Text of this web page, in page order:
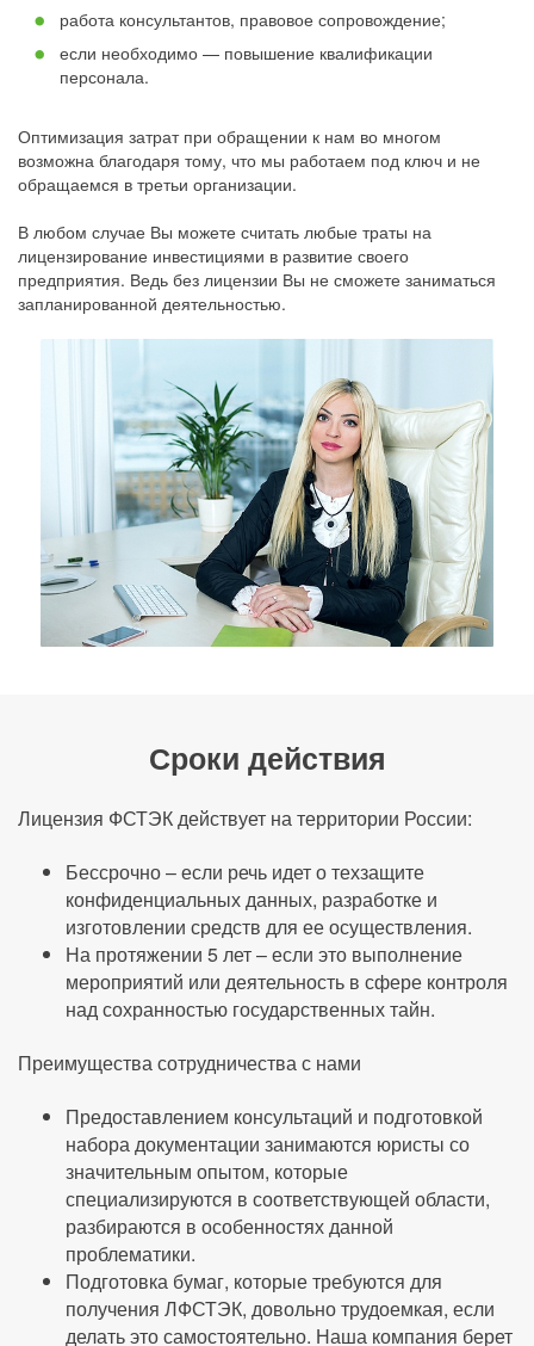
работа консультантов, правовое сопровождение;
если необходимо — повышение квалификации
персонала.
Оптимизация затрат при обращении к нам во многом
возможна благодаря тому, что мы работаем под ключ и не
обращаемся в третьи организации.
В любом случае Вы можете считать любые траты на
лицензирование инвестициями в развитие своего
предприятия. Ведь без лицензии Вы не сможете заниматься
запланированной деятельностью.
Сроки действия
Лицензия ФСТЭК действует на территории России:
Бессрочно – если речь идет о техзащите
конфиденциальных данных, разработке и
изготовлении средств для ее осуществления.
На протяжении 5 лет – если это выполнение
мероприятий или деятельность в сфере контроля
над сохранностью государственных тайн.
Преимущества сотрудничества с нами
Предоставлением консультаций и подготовкой
набора документации занимаются юристы со
значительным опытом, которые
специализируются в соответствующей области,
разбираются в особенностях данной
проблематики.
Подготовка бумаг, которые требуются для
получения ЛФСТЭК, довольно трудоемкая, если
делать это самостоятельно. Наша компания берет